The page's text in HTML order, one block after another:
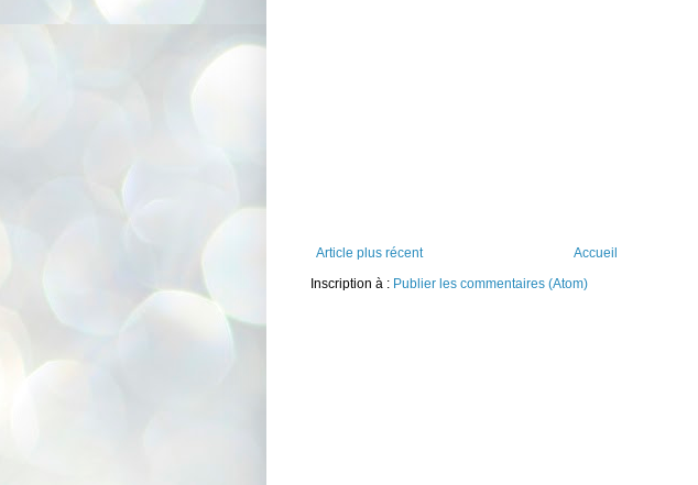
Article plus récent
Accueil
Inscription à : Publier les commentaires (Atom)